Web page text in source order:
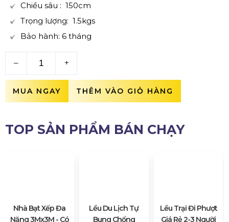
Chiều sâu : 150cm
Trọng lượng: 1.5kgs
Bảo hành: 6 tháng
– +
MUA NGAY THÊM VÀO GIỎ HÀNG
TOP SẢN PHẨM BÁN CHẠY